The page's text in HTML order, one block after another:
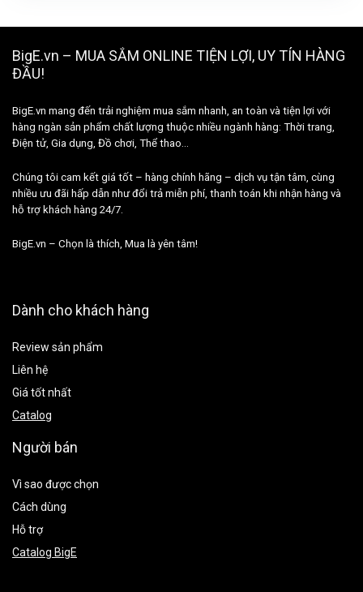
BigE.vn – MUA SẮM ONLINE TIỆN LỢI, UY TÍN HÀNG
ĐẦU!
BigE.vn mang đến trải nghiệm mua sắm nhanh, an toàn và tiện lợi với
hàng ngàn sản phẩm chất lượng thuộc nhiều ngành hàng: Thời trang,
Điện tử, Gia dụng, Đồ chơi, Thể thao…
Chúng tôi cam kết giá tốt – hàng chính hãng – dịch vụ tận tâm, cùng
nhiều ưu đãi hấp dẫn như đổi trả miễn phí, thanh toán khi nhận hàng và
hỗ trợ khách hàng 24/7.
BigE.vn – Chọn là thích, Mua là yên tâm!
Dành cho khách hàng
Review sản phẩm
Liên hệ
Giá tốt nhất
Catalog
Người bán
Vì sao được chọn
Cách dùng
Hỗ trợ
Catalog BigE